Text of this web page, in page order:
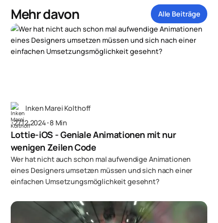
Mehr davon Alle Beiträge
Inken Marei Kolthoff
･27.12.2024･8 Min
Lottie-iOS - Geniale Animationen mit nur
wenigen Zeilen Code
Wer hat nicht auch schon mal aufwendige Animationen
eines Designers umsetzen müssen und sich nach einer
einfachen Umsetzungsmöglichkeit gesehnt?